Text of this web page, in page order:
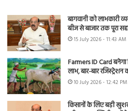
बागवानी को लाभकारी
बीज से बाजार तक पूरा
15 July 2026 - 11:43 AM
Farmers ID Card बनेगा
लाभ, बार-बार
10 July 2026 - 12:42 PM
किसानों के लिए बड़ी